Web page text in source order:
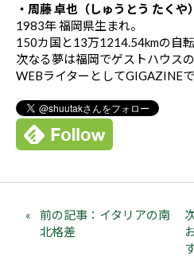
・周藤 卓也（しゅうとう たくや）
1983年 福岡県生まれ。
150カ国と13万1214.54kmの自
次なる夢は福岡でゲストハウスの
WEBライターとしてGIGAZINE
前の記事：イタリアの南
北格差